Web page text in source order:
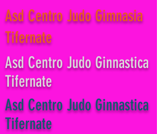
Asd Centro Judo Gimnasia
Tifernate
Asd Centro Judo Ginnastica
Tifernate
Asd Centro Judo Ginnastica
Tifernate